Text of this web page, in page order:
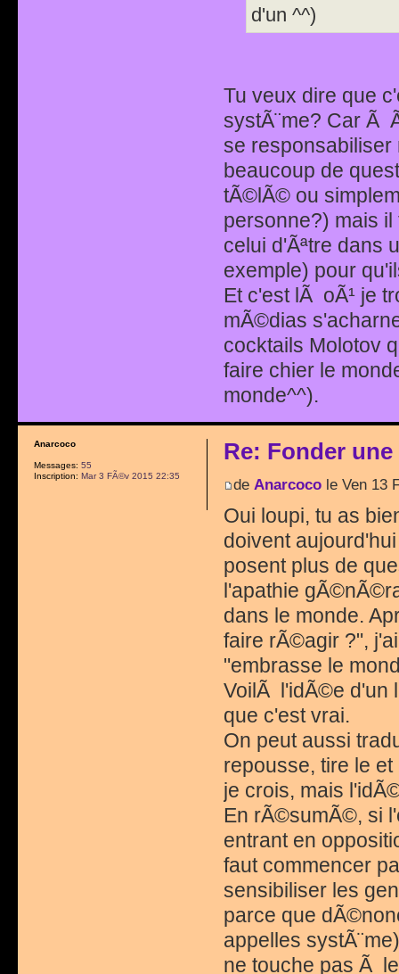
d'un ^^)
Tu veux dire que
systÃ¨me? Car Ã
se responsabiliser
beaucoup de
tÃ©lÃ© ou
personne?) mais
celui d'Ãªtre dans
exemple) pour
Et c'est lÃ oÃ¹ je
mÃ©dias
cocktails Molotov
faire chier le
monde^^).
Re: Fonder
de Anarcocole Ven 13
Oui loupi, tu as
doivent
posent plus de
l'apathie
dans le monde.
faire rÃ©agir ?",
"embrasse le
VoilÃ l'idÃ©e d'un
que c'est vrai.
On peut aussi
repousse, tire le
je crois, mais
En rÃ©sumÃ©, si
entrant en
faut commencer
sensibiliser les
parce que
appelles
ne touche pas Ã
Anarcoco
Messages: 55
Inscription: Mar 3 FÃ©v 2015 22:35